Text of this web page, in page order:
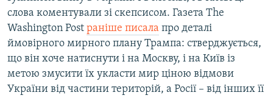
слова коментували зі скепсисом. Газета The
Washington Post раніше писала про деталі
ймовірного мирного плану Трампа: стверджується,
що він хоче натиснути і на Москву, і на Київ із
метою змусити їх укласти мир ціною відмови
України від частини територій, а Росії – від інших її